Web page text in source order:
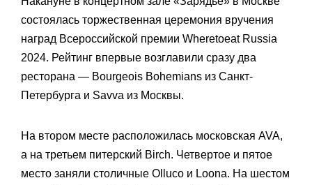
состоялась торжественная церемония вручения
наград Всероссийской премии Wheretoeat Russia
2024. Рейтинг впервые возглавили сразу два
ресторана — Bourgeois Bohemians из Санкт-
Петербурга и Savva из Москвы.
На втором месте расположилась московская AVA,
а на третьем питерский Birch. Четвертое и пятое
место заняли столичные Olluco и Loona. На шестом